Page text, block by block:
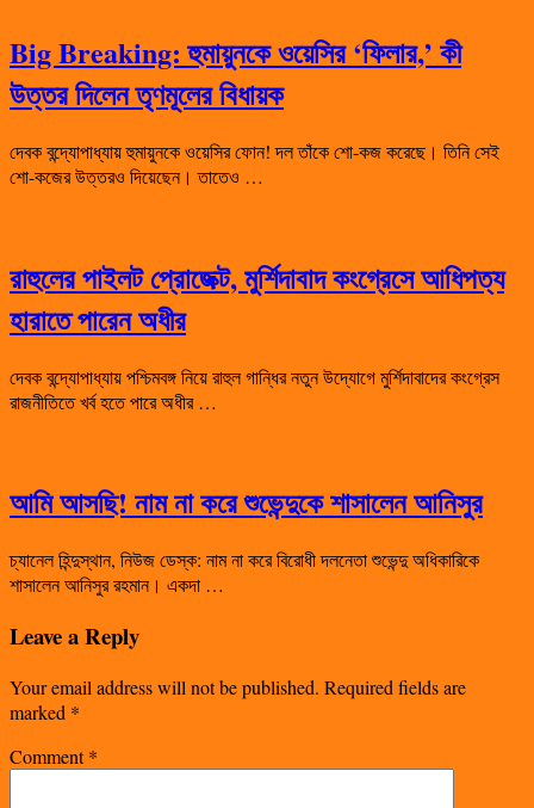
Big Breaking: হুমায়ুনকে ওয়েসির ‘ফিলার,’ কী
উত্তর দিলেন তৃণমূলের বিধায়ক
দেবক বন্দ্যোপাধ্যায় হুমায়ুনকে ওয়েসির ফোন! দল তাঁকে শো-কজ করেছে। তিনি সেই
শো-কজের উত্তরও দিয়েছেন। তাতেও …
রাহুলের পাইলট প্রোজেক্ট, মুর্শিদাবাদ কংগ্রেসে আধিপত্য
হারাতে পারেন অধীর
দেবক বন্দ্যোপাধ্যায় পশ্চিমবঙ্গ নিয়ে রাহুল গান্ধির নতুন উদ্যোগে মুর্শিদাবাদের কংগ্রেস
রাজনীতিতে খর্ব হতে পারে অধীর …
আমি আসছি! নাম না করে শুভেন্দুকে শাসালেন আনিসুর
চ্যানেল হিন্দুস্থান, নিউজ ডেস্ক: নাম না করে বিরোধী দলনেতা শুভেন্দু অধিকারিকে
শাসালেন আনিসুর রহমান। একদা …
Leave a Reply
Your email address will not be published. Required fields are
marked *
Comment*